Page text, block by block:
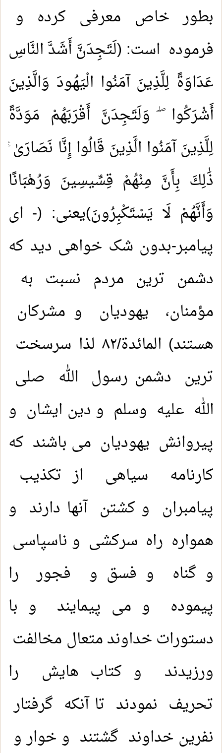
بطور خاص معرفی کرده و
فرموده است: (لَتَجِدَنَّ أَشَدَّ النَّاسِ
عَدَاوَةً لِلَّذِينَ آمَنُوا الْيَهُودَ وَالَّذِينَ
أَشْرَكُوا ۖ وَلَتَجِدَنَّ أَقْرَبَهُمْ مَوَدَّةً
لِلَّذِينَ آمَنُوا الَّذِينَ قَالُوا إِنَّا نَصَارَىٰ ۚ
ذَٰلِكَ بِأَنَّ مِنْهُمْ قِسِّيسِينَ وَرُهْبَانًا
وَأَنَّهُمْ لَا يَسْتَكْبِرُونَ)يعنى: (- ای
پیامبر-بدون شک خواهی دید که
دشمن ترین مردم نسبت به
مؤمنان، یهودیان و مشرکان
هستند) المائدة/٨٢ لذا سرسخت
ترین دشمن رسول الله صلی
الله عليه وسلم و دین ایشان و
پیروانش یهودیان می باشند که
کارنامه سیاهی از تکذیب
پیامبران و کشتن آنها دارند و
همواره راه سرکشی و ناسپاسی
و گناه و فسق و فجور را
پیموده و می پیمایند و با
دستورات خداوند متعال مخالفت
ورزیدند و کتاب هایش را
تحریف نمودند تا آنکه گرفتار
نفرین خداوند گشتند و خوار و